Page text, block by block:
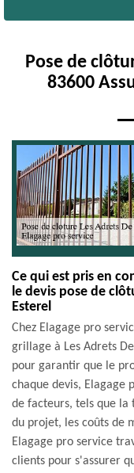
Pose de
83600
Ce qui est pris en
le devis pose de
Esterel
Chez Elagage pro
grillage à Les Adrets
pour garantir que le
chaque devis, Elagage
de facteurs, tels que
du projet, les coûts de
Elagage pro service
clients pour s'assurer